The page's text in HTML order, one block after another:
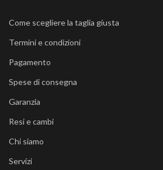
Come scegliere la taglia giusta
Termini e condizioni
Pagamento
Spese di consegna
Garanzia
Resi e cambi
Chi siamo
Servizi